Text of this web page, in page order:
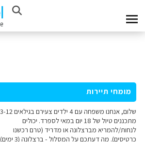
מומחי תיירות
מתכננים טיול של 18 יום במאי לספרד. יכולים
לנחות/להמריא מברצלונה או מדריד (טרם רכשנו
כרטיסים). מה דעתכם על המסלול - ברצלונה (3 ימים)